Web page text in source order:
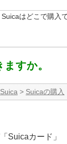
Suicaはどこで購入
すか。
Suica > Suicaの購入
Suicaカード」